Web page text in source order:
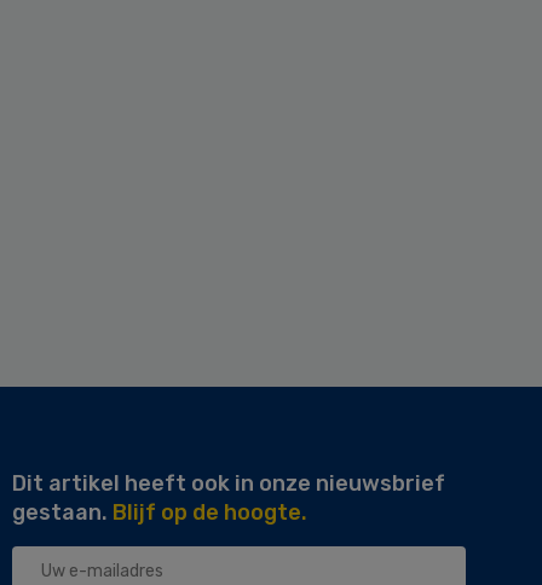
Dit artikel heeft ook in onze nieuwsbrief
gestaan. Blijf op de hoogte.
Uw